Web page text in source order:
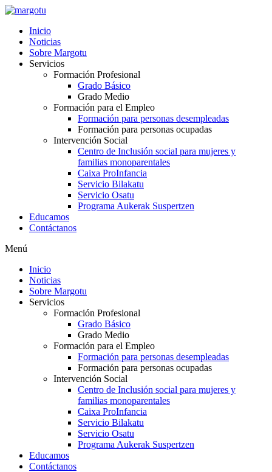
Ir
contenido
Inicio
Noticias
Sobre Margotu
Servicios
Formación Profesional
Grado Básico
Grado Medio
Formación para el Empleo
Formación para personas desempleadas
Formación para personas ocupadas
Intervención Social
Centro de Inclusión social para mujeres y
familias monoparentales
Caixa ProInfancia
Servicio Bilakatu
Servicio Osatu
Programa Aukerak Suspertzen
Educamos
Contáctanos
Menú
Inicio
Noticias
Sobre Margotu
Servicios
Formación Profesional
Grado Básico
Grado Medio
Formación para el Empleo
Formación para personas desempleadas
Formación para personas ocupadas
Intervención Social
Centro de Inclusión social para mujeres y
familias monoparentales
Caixa ProInfancia
Servicio Bilakatu
Servicio Osatu
Programa Aukerak Suspertzen
Educamos
Contáctanos